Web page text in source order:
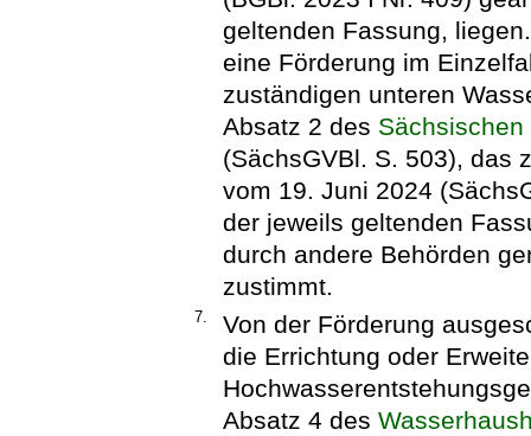
geltenden Fassung,
eine Förderung im
zuständigen unteren
Absatz 2 des
(SächsGVBl. S. 503), das
vom 19. Juni 2024
der jeweils geltenden
durch andere Behörden
zustimmt.
7.
Von der Förderung
die Errichtung oder
Absatz 4 des